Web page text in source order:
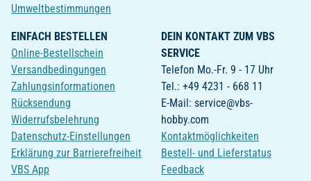
Umweltbestimmungen
EINFACH BESTELLEN
Online-Bestellschein
Versandbedingungen
Zahlungsinformationen
Rücksendung
Widerrufsbelehrung
Datenschutz-Einstellungen
Erklärung zur Barrierefreiheit
VBS App
DEIN KONTAKT ZUM VBS
SERVICE
Telefon Mo.-Fr. 9 - 17 Uhr
Tel.: +49 4231 - 668 11
E-Mail: service@vbs-
hobby.com
Kontaktmöglichkeiten
Bestell- und Lieferstatus
Feedback